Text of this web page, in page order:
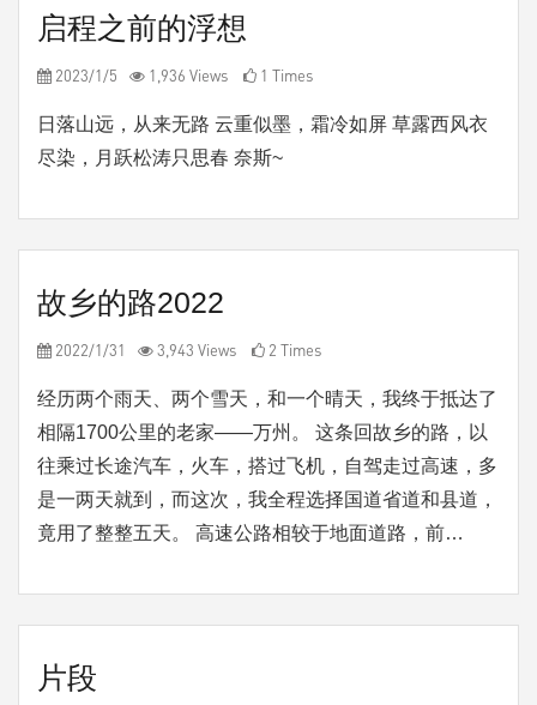
启程之前的浮想
2023/1/5 1,936 Views 1 Times
日落山远，从来无路 云重似墨，霜冷如屏 草露西风衣
尽染，月跃松涛只思春 奈斯~
故乡的路2022
2022/1/31 3,943 Views 2 Times
经历两个雨天、两个雪天，和一个晴天，我终于抵达了
相隔1700公里的老家——万州。 这条回故乡的路，以
往乘过长途汽车，火车，搭过飞机，自驾走过高速，多
是一两天就到，而这次，我全程选择国道省道和县道，
竟用了整整五天。 高速公路相较于地面道路，前…
片段